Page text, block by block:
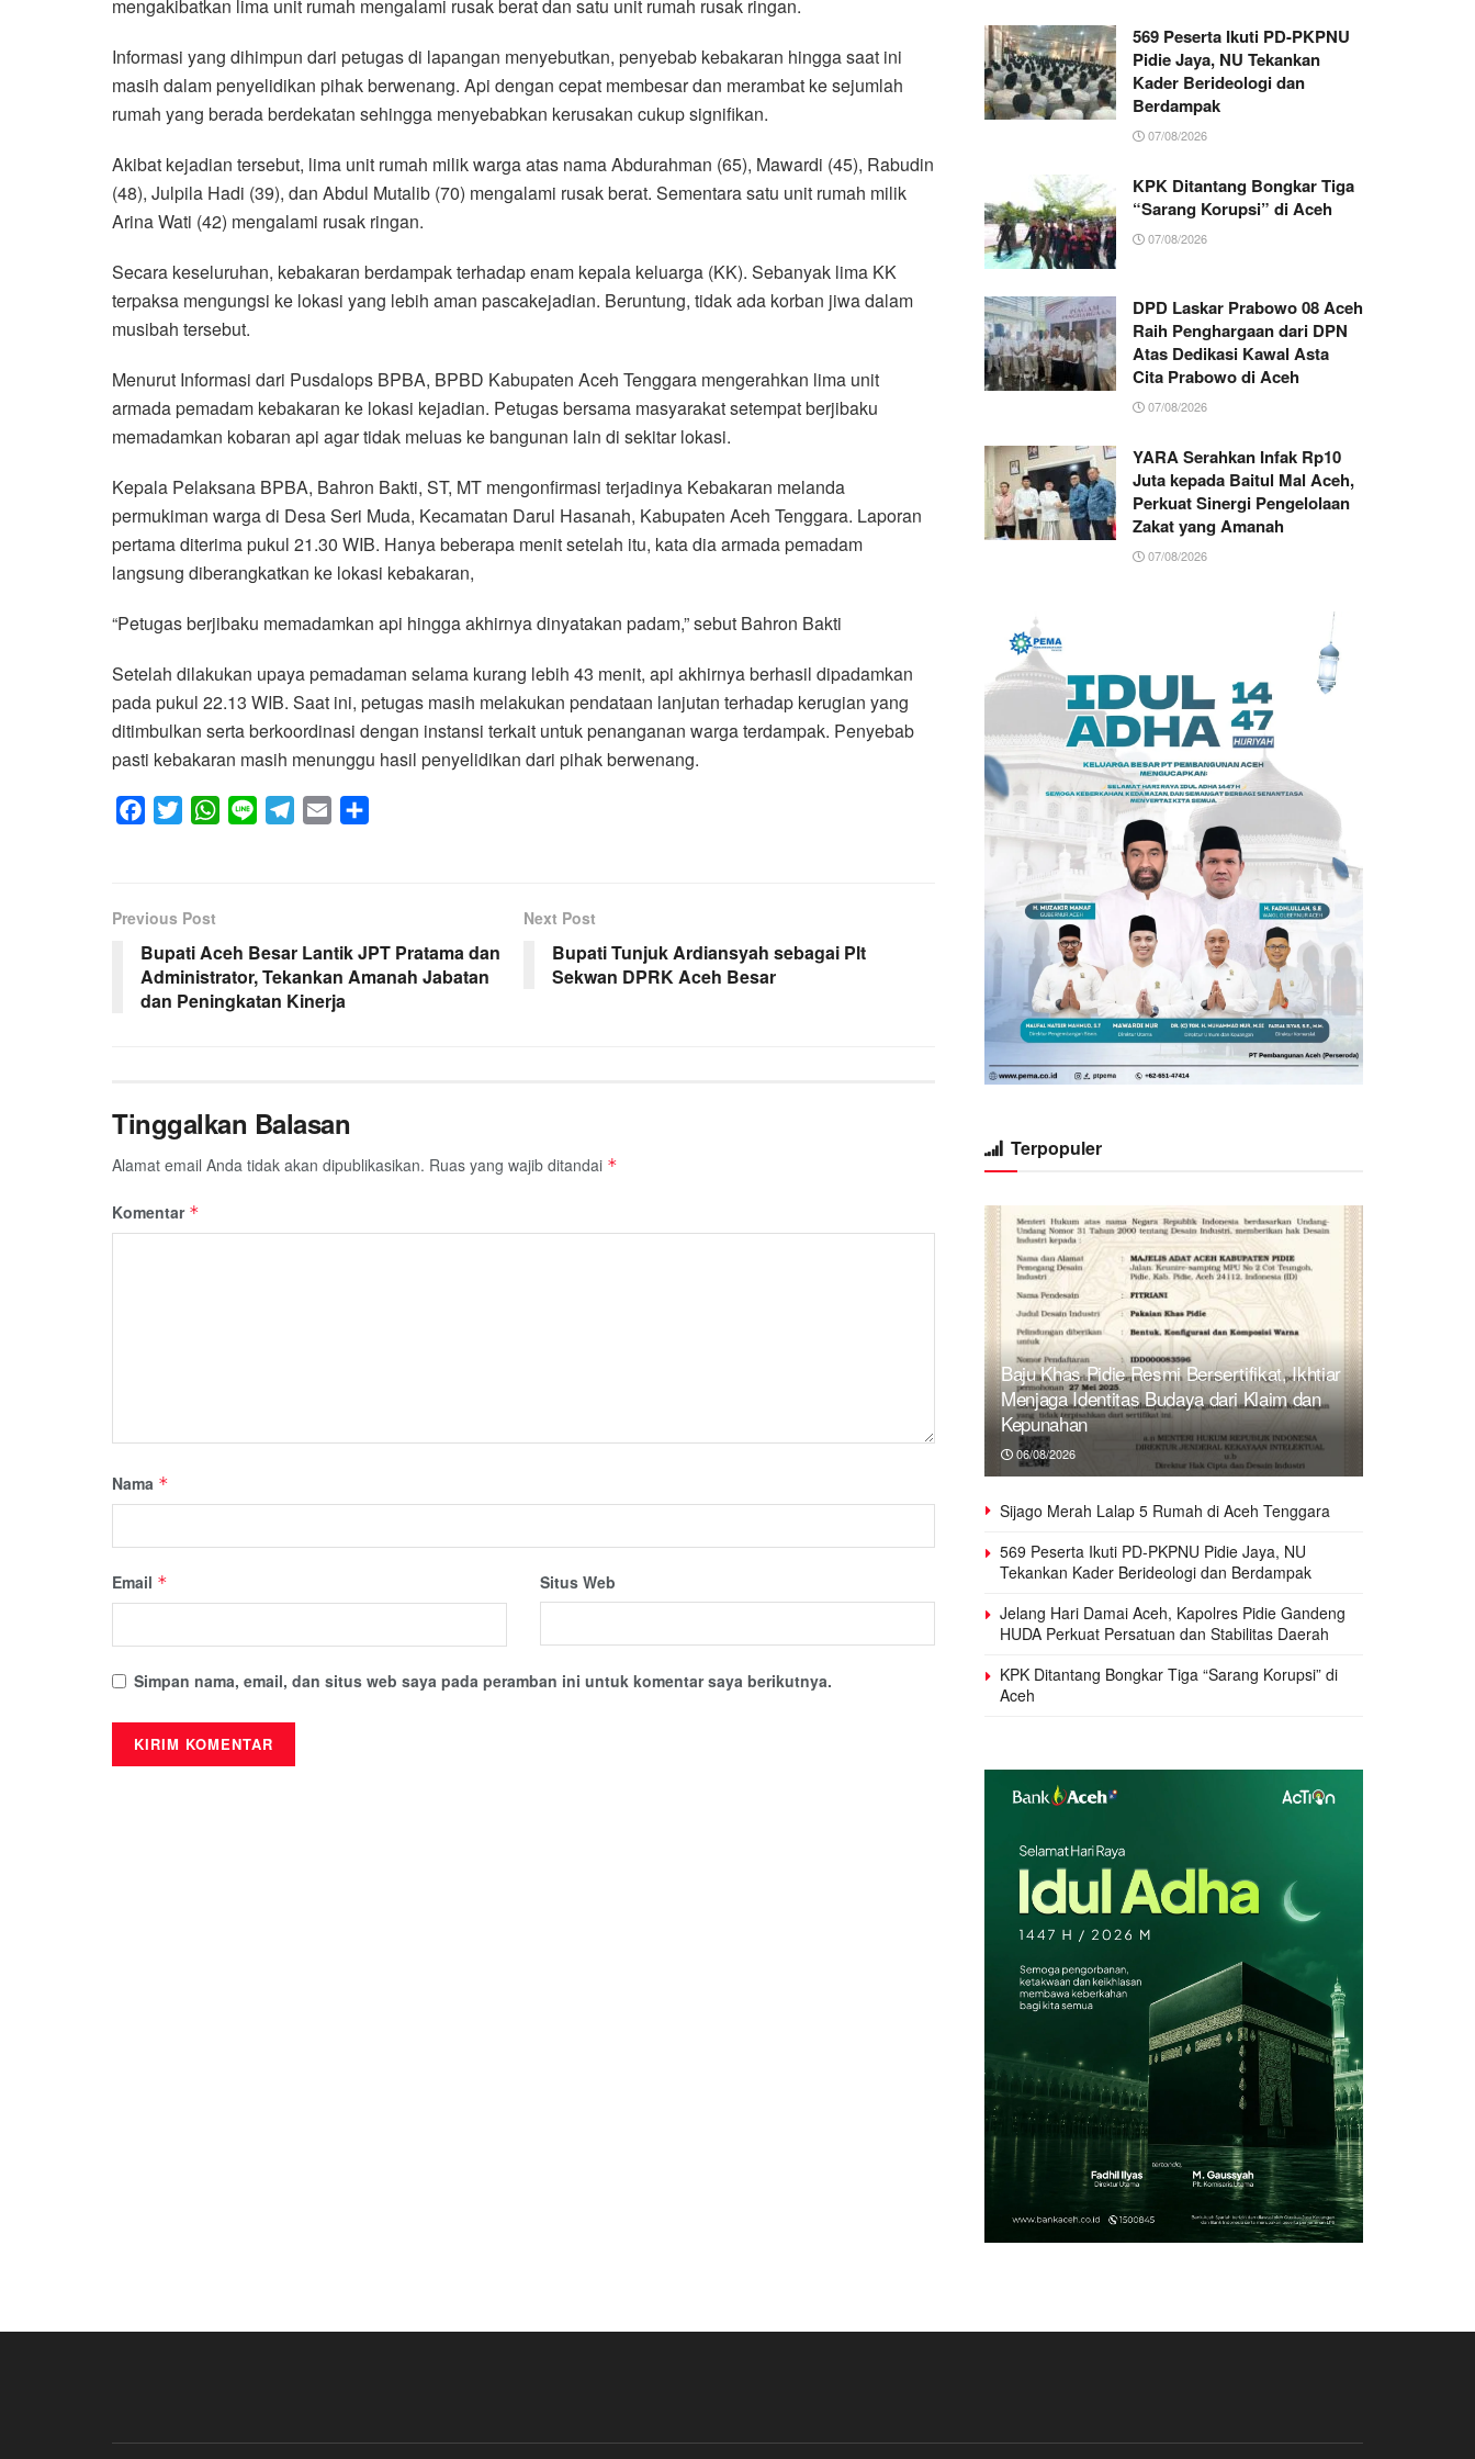
b
o
k
t
s
p
p
g
a
m
l
e
mengakibatkan lima unit rumah mengalami rusak berat dan satu unit rumah rusak ringan.
Informasi yang dihimpun dari petugas di lapangan menyebutkan, penyebab kebakaran hingga saat ini
masih dalam penyelidikan pihak berwenang. Api dengan cepat membesar dan merambat ke sejumlah
rumah yang berada berdekatan sehingga menyebabkan kerusakan cukup signifikan.
Akibat kejadian tersebut, lima unit rumah milik warga atas nama Abdurahman (65), Mawardi (45), Rabudin
(48), Julpila Hadi (39), dan Abdul Mutalib (70) mengalami rusak berat. Sementara satu unit rumah milik
Arina Wati (42) mengalami rusak ringan.
Secara keseluruhan, kebakaran berdampak terhadap enam kepala keluarga (KK). Sebanyak lima KK
terpaksa mengungsi ke lokasi yang lebih aman pascakejadian. Beruntung, tidak ada korban jiwa dalam
musibah tersebut.
Menurut Informasi dari Pusdalops BPBA, BPBD Kabupaten Aceh Tenggara mengerahkan lima unit
armada pemadam kebakaran ke lokasi kejadian. Petugas bersama masyarakat setempat berjibaku
memadamkan kobaran api agar tidak meluas ke bangunan lain di sekitar lokasi.
Kepala Pelaksana BPBA, Bahron Bakti, ST, MT mengonfirmasi terjadinya Kebakaran melanda
permukiman warga di Desa Seri Muda, Kecamatan Darul Hasanah, Kabupaten Aceh Tenggara. Laporan
pertama diterima pukul 21.30 WIB. Hanya beberapa menit setelah itu, kata dia armada pemadam
langsung diberangkatkan ke lokasi kebakaran,
“Petugas berjibaku memadamkan api hingga akhirnya dinyatakan padam,” sebut Bahron Bakti
Setelah dilakukan upaya pemadaman selama kurang lebih 43 menit, api akhirnya berhasil dipadamkan
pada pukul 22.13 WIB. Saat ini, petugas masih melakukan pendataan lanjutan terhadap kerugian yang
ditimbulkan serta berkoordinasi dengan instansi terkait untuk penanganan warga terdampak. Penyebab
pasti kebakaran masih menunggu hasil penyelidikan dari pihak berwenang.
b
o
o
k
t
e
r
W
A
p
p
r
a
m
Previous Post
Bupati Aceh Besar Lantik JPT Pratama dan
Administrator, Tekankan Amanah Jabatan
dan Peningkatan Kinerja
Next Post
Bupati Tunjuk Ardiansyah sebagai Plt
Sekwan DPRK Aceh Besar
Tinggalkan Balasan
Alamat email Anda tidak akan dipublikasikan. Ruas yang wajib ditandai *
Komentar *
Nama *
Email * Situs Web
Simpan nama, email, dan situs web saya pada peramban ini untuk komentar saya berikutnya.
569 Peserta Ikuti PD-PKPNU
Pidie Jaya, NU Tekankan
Kader Berideologi dan
Berdampak
07/08/2026
KPK Ditantang Bongkar Tiga
“Sarang Korupsi” di Aceh
07/08/2026
DPD Laskar Prabowo 08 Aceh
Raih Penghargaan dari DPN
Atas Dedikasi Kawal Asta
Cita Prabowo di Aceh
07/08/2026
YARA Serahkan Infak Rp10
Juta kepada Baitul Mal Aceh,
Perkuat Sinergi Pengelolaan
Zakat yang Amanah ‎
07/08/2026
Terpopuler
Baju Khas Pidie Resmi Bersertifikat, Ikhtiar
Menjaga Identitas Budaya dari Klaim dan
Kepunahan
06/08/2026
Sijago Merah Lalap 5 Rumah di Aceh Tenggara
569 Peserta Ikuti PD-PKPNU Pidie Jaya, NU
Tekankan Kader Berideologi dan Berdampak
Jelang Hari Damai Aceh, Kapolres Pidie Gandeng
HUDA Perkuat Persatuan dan Stabilitas Daerah
KPK Ditantang Bongkar Tiga “Sarang Korupsi” di
Aceh